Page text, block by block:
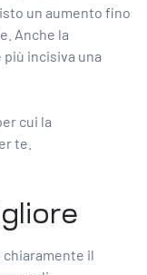
un aumento fino
Anche la
più incisiva una
cui la
te.
chiaramente il